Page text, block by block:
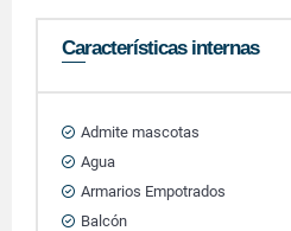
Características internas
Admite mascotas
Agua
Armarios Empotrados
Balcón